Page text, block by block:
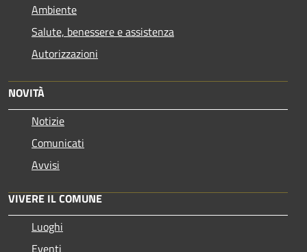
Ambiente
Salute, benessere e assistenza
Autorizzazioni
NOVITÀ
Notizie
Comunicati
Avvisi
VIVERE IL COMUNE
Luoghi
Eventi